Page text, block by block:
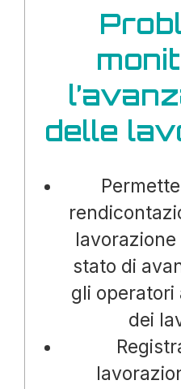
delle
stato di
gli operatori
dei